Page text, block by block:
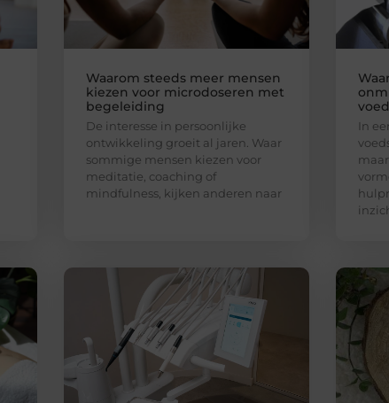
Waarom steeds meer mensen
kiezen voor microdoseren met
begeleiding
De interesse in persoonlijke
ontwikkeling groeit al jaren. Waar
sommige mensen kiezen voor
meditatie, coaching of
mindfulness, kijken anderen naar
In